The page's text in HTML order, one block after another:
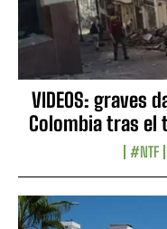
VIDEOS: graves
Colombia tras
#NTF